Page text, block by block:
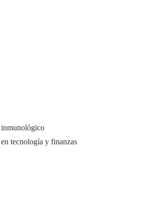
inmunológico
tecnología y finanzas